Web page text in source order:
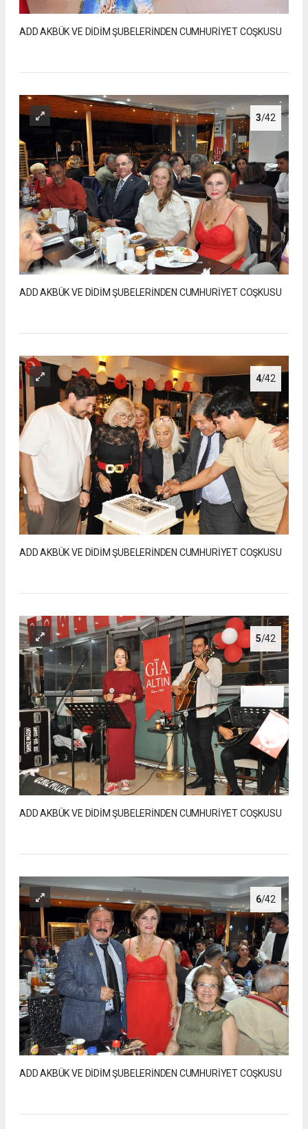
ADD AKBÜK VE DİDİM ŞUBELERİNDEN CUMHURİYET COŞKUSU
3/42
ADD AKBÜK VE DİDİM ŞUBELERİNDEN CUMHURİYET COŞKUSU
4/42
ADD AKBÜK VE DİDİM ŞUBELERİNDEN CUMHURİYET COŞKUSU
5/42
ADD AKBÜK VE DİDİM ŞUBELERİNDEN CUMHURİYET COŞKUSU
6/42
ADD AKBÜK VE DİDİM ŞUBELERİNDEN CUMHURİYET COŞKUSU